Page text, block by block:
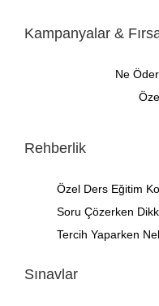
Kampanyalar &
Ne
Rehberlik
Özel Ders Eğitim
Soru Çözerken
Tercih Yaparken
Sınavlar